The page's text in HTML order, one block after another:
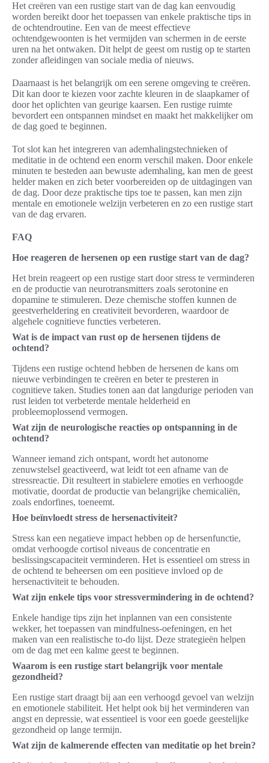
Het creëren van een rustige start van de dag kan eenvoudig
worden bereikt door het toepassen van enkele praktische tips in
de ochtendroutine. Een van de meest effectieve
ochtendgewoonten is het vermijden van schermen in de eerste
uren na het ontwaken. Dit helpt de geest om rustig op te starten
zonder afleidingen van sociale media of nieuws.
Daarnaast is het belangrijk om een serene omgeving te creëren.
Dit kan door te kiezen voor zachte kleuren in de slaapkamer of
door het oplichten van geurige kaarsen. Een rustige ruimte
bevordert een ontspannen mindset en maakt het makkelijker om
de dag goed te beginnen.
Tot slot kan het integreren van ademhalingstechnieken of
meditatie in de ochtend een enorm verschil maken. Door enkele
minuten te besteden aan bewuste ademhaling, kan men de geest
helder maken en zich beter voorbereiden op de uitdagingen van
de dag. Door deze praktische tips toe te passen, kan men zijn
mentale en emotionele welzijn verbeteren en zo een rustige start
van de dag ervaren.
FAQ
Hoe reageren de hersenen op een rustige start van de dag?
Het brein reageert op een rustige start door stress te verminderen
en de productie van neurotransmitters zoals serotonine en
dopamine te stimuleren. Deze chemische stoffen kunnen de
geestverheldering en creativiteit bevorderen, waardoor de
algehele cognitieve functies verbeteren.
Wat is de impact van rust op de hersenen tijdens de
ochtend?
Tijdens een rustige ochtend hebben de hersenen de kans om
nieuwe verbindingen te creëren en beter te presteren in
cognitieve taken. Studies tonen aan dat langdurige perioden van
rust leiden tot verbeterde mentale helderheid en
probleemoplossend vermogen.
Wat zijn de neurologische reacties op ontspanning in de
ochtend?
Wanneer iemand zich ontspant, wordt het autonome
zenuwstelsel geactiveerd, wat leidt tot een afname van de
stressreactie. Dit resulteert in stabielere emoties en verhoogde
motivatie, doordat de productie van belangrijke chemicaliën,
zoals endorfines, toeneemt.
Hoe beïnvloedt stress de hersenactiviteit?
Stress kan een negatieve impact hebben op de hersenfunctie,
omdat verhoogde cortisol niveaus de concentratie en
beslissingscapaciteit verminderen. Het is essentieel om stress in
de ochtend te beheersen om een positieve invloed op de
hersenactiviteit te behouden.
Wat zijn enkele tips voor stressvermindering in de ochtend?
Enkele handige tips zijn het inplannen van een consistente
wekker, het toepassen van mindfulness-oefeningen, en het
maken van een realistische to-do lijst. Deze strategieën helpen
om de dag met een kalme geest te beginnen.
Waarom is een rustige start belangrijk voor mentale
gezondheid?
Een rustige start draagt bij aan een verhoogd gevoel van welzijn
en emotionele stabiliteit. Het helpt ook bij het verminderen van
angst en depressie, wat essentieel is voor een goede geestelijke
gezondheid op lange termijn.
Wat zijn de kalmerende effecten van meditatie op het brein?